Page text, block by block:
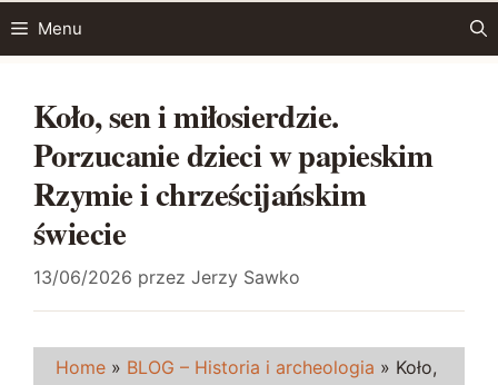
Menu
Koło, sen i miłosierdzie.
Porzucanie dzieci w papieskim
Rzymie i chrześcijańskim
świecie
13/06/2026 przez Jerzy Sawko
Home » BLOG – Historia i archeologia » Koło,